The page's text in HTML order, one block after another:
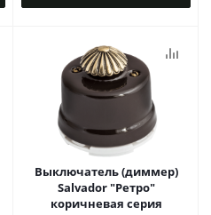
Выключатель (диммер)
Salvador "Ретро"
коричневая серия